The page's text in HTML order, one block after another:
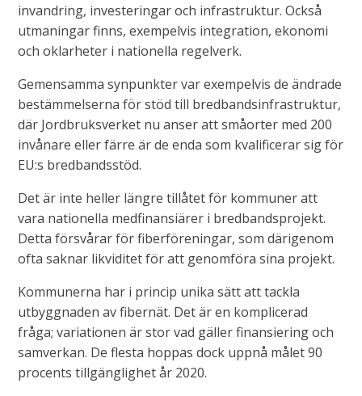
invandring, investeringar och infrastruktur. Också
utmaningar finns, exempelvis integration, ekonomi
och oklarheter i nationella regelverk.
Gemensamma synpunkter var exempelvis de ändrade
bestämmelserna för stöd till bredbandsinfrastruktur,
där Jordbruksverket nu anser att småorter med 200
invånare eller färre är de enda som kvalificerar sig för
EU:s bredbandsstöd.
Det är inte heller längre tillåtet för kommuner att
vara nationella medfinansiärer i bredbandsprojekt.
Detta försvårar för fiberföreningar, som därigenom
ofta saknar likviditet för att genomföra sina projekt.
Kommunerna har i princip unika sätt att tackla
utbyggnaden av fibernät. Det är en komplicerad
fråga; variationen är stor vad gäller finansiering och
samverkan. De flesta hoppas dock uppnå målet 90
procents tillgänglighet år 2020.